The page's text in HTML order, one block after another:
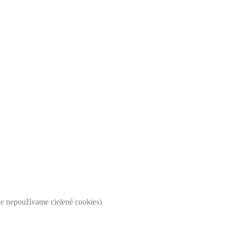
nepoužívame cielené cookies)